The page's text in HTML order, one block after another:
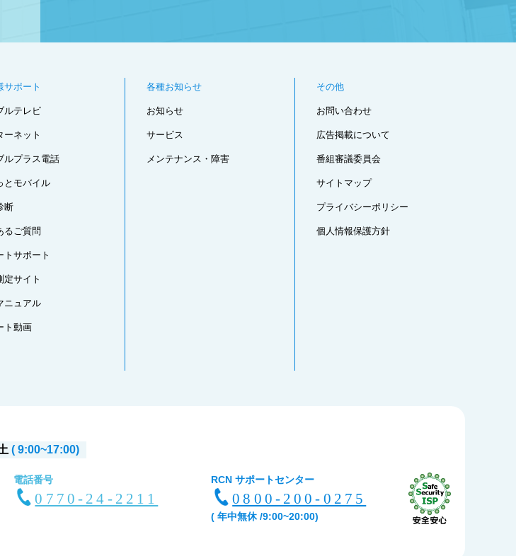
サポート
ルテレビ
ーネット
ルプラス電話
とモバイル
断
るご質問
トサポート
定サイト
ニュアル
ト動画
各種お知らせ
お知らせ
サービス
メンテナンス・障害
その他
お問い合わせ
広告掲載について
番組審議委員会
サイトマップ
プライバシーポリシー
個人情報保護方針
( 9:00~17:00)
電話番号
0770-24-2211
RCN サポートセンター
0800-200-0275
( 年中無休 /9:00~20:00)